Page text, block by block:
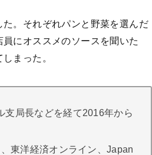
。それぞれパンと野菜を選んだ
にオススメのソースを聞いた
まった。
支局長などを経て2016年から
東洋経済オンライン、Japan